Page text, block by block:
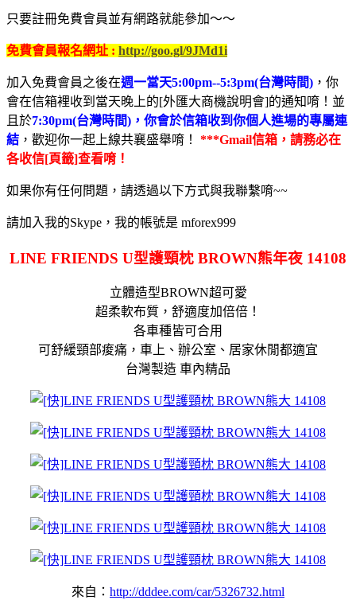
只要註冊免費會員並有網路就能參加～～
免費會員報名網址 : http://goo.gl/9JMd1i
加入免費會員之後在週一當天5:00pm--5:3pm(台灣時間) ，你
會在信箱裡收到當天晚上的[外匯大商機說明會]的通知唷！並
且於7:30pm(台灣時間)，你會於信箱收到你個人進場的專屬連
結 ，歡迎你一起上線共襄盛舉唷！ ***Gmail信箱，請務必在
各收信[頁籤]查看唷！
如果你有任何問題，請透過以下方式與我聯繫唷~~
請加入我的Skype，我的帳號是 mforex999
LINE FRIENDS U型護頸枕 BROWN熊年夜 14108
立體造型BROWN超可愛
超柔軟布質，舒適度加倍倍！
各車種皆可合用
可舒緩頸部痠痛，車上、辦公室、居家休閒都適宜
台灣製造 車內精品
來自： http://dddee.com/car/5326732.html